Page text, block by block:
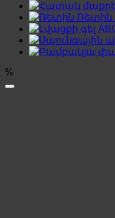
Ռետին
%